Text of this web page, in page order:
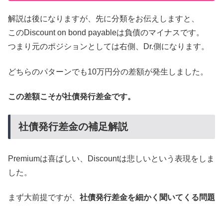
解説は後になりますが、先に分類をお伝えしますと、
このDiscount on bond payableは負債のマイナスです。
つまり元のポジションとしては右側、Dr.側になります。
どちらのパターンでも10万円分の差額が発生しました。
この差額こそが社債発行差金です。
社債発行差金の補足解説
Premiumは喜ばしい、Discountは悲しいという表現をしま
した。
まず大前提ですが、 社債発行差金を細かく聞いてくる問題